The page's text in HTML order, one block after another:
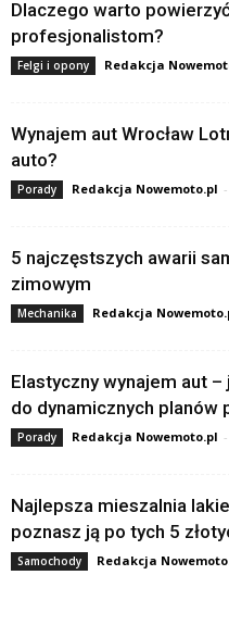
Dlaczego warto
profesjonalistom?
Felgi i opony Redakcja
Wynajem aut Wrocław
auto?
Porady Redakcja Nowemoto.pl -
5 najczęstszych awarii
zimowym
Mechanika Redakcja
Elastyczny wynajem aut
do dynamicznych planów
Porady Redakcja Nowemoto.pl -
Najlepsza mieszalnia
poznasz ją po tych 5
Samochody Redakcja